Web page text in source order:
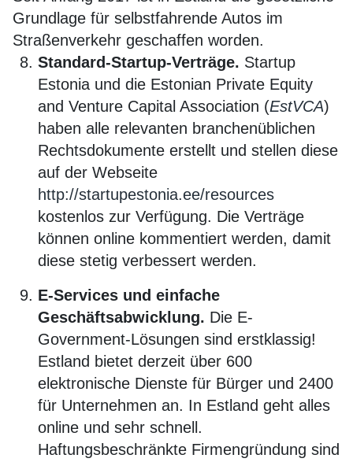
Grundlage für selbstfahrende Autos im
Straßenverkehr geschaffen worden.
Standard-Startup-Verträge. Startup
Estonia und die Estonian Private Equity
and Venture Capital Association (EstVCA)
haben alle relevanten branchenüblichen
Rechtsdokumente erstellt und stellen diese
auf der Webseite
http://startupestonia.ee/resources
kostenlos zur Verfügung. Die Verträge
können online kommentiert werden, damit
diese stetig verbessert werden.
E-Services und einfache
Geschäftsabwicklung. Die E-
Government-Lösungen sind erstklassig!
Estland bietet derzeit über 600
elektronische Dienste für Bürger und 2400
für Unternehmen an. In Estland geht alles
online und sehr schnell.
Haftungsbeschränkte Firmengründung sind